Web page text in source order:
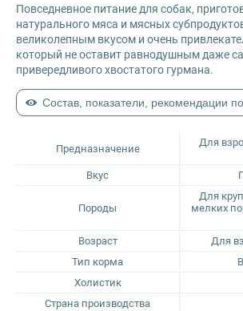
Petvador
Premier
ProBalance
ProХвост
Royal Canin
Предназначение
Для
Вкус
Породы
Для
мелких
Возраст
Для
Тип корма
Холистик
Страна производства
Повседневное питание для собак,
натурального мяса и мясных
великолепным вкусом и очень
который не оставит равнодушным даже
привередливого хвостатого гурмана.
Состав, показатели, рекомендации